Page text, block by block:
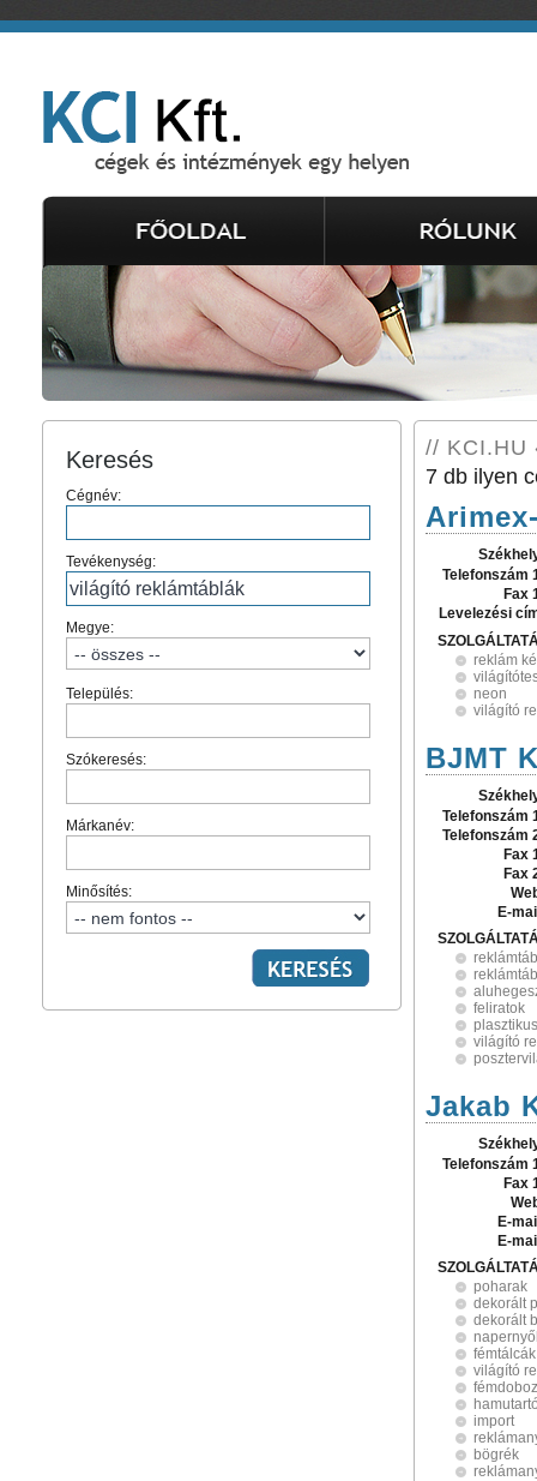
Keresés
Cégnév:
Tevékenység:
Megye:
Település:
Szókeresés:
Márkanév:
Minősítés:
// KCI.HU
7 db ilyen
Telefonszám
Fax
Levelezési
reklám
neon
világító
BJMT
Telefonszám
Telefonszám
Fax
Fax
E-
feliratok
világító
Jakab
Telefonszám
Fax
E-
E-
poharak
dekorált
dekorált
fémtálcák
világító
import
bögrék